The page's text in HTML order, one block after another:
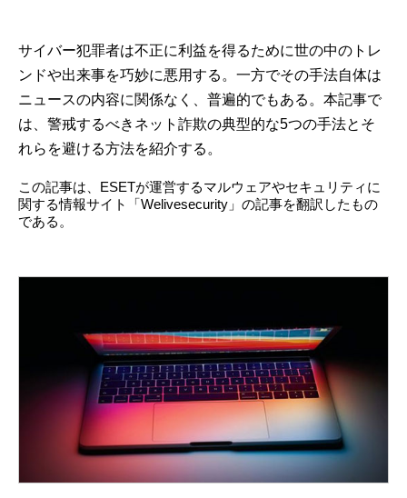
サイバー犯罪者は不正に利益を得るために世の中のトレ
ンドや出来事を巧妙に悪用する。一方でその手法自体は
ニュースの内容に関係なく、普遍的でもある。本記事で
は、警戒するべきネット詐欺の典型的な5つの手法とそ
れらを避ける方法を紹介する。
この記事は、ESETが運営するマルウェアやセキュリティに
関する情報サイト「Welivesecurity」の記事を翻訳したもの
である。